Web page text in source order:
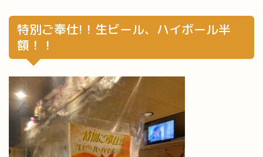
特別ご奉仕!！生ビール、ハイボール半
額！！